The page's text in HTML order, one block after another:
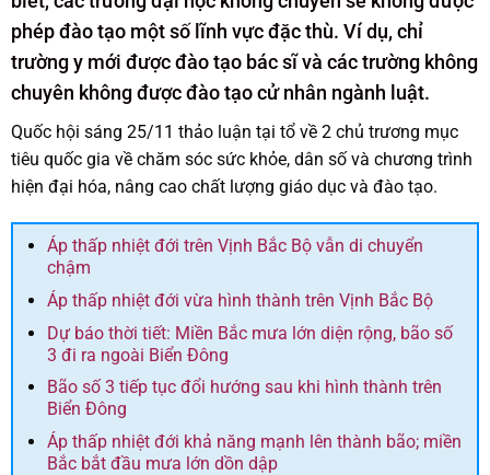
phép đào tạo một số lĩnh vực đặc thù. Ví dụ, chỉ
trường y mới được đào tạo bác sĩ và các trường không
chuyên không được đào tạo cử nhân ngành luật.
Quốc hội sáng 25/11 thảo luận tại tổ về 2 chủ trương mục
tiêu quốc gia về chăm sóc sức khỏe, dân số và chương trình
hiện đại hóa, nâng cao chất lượng giáo dục và đào tạo.
Áp thấp nhiệt đới trên Vịnh Bắc Bộ vẫn di chuyển
chậm
Áp thấp nhiệt đới vừa hình thành trên Vịnh Bắc Bộ
Dự báo thời tiết: Miền Bắc mưa lớn diện rộng, bão số
3 đi ra ngoài Biển Đông
Bão số 3 tiếp tục đổi hướng sau khi hình thành trên
Biển Đông
Áp thấp nhiệt đới khả năng mạnh lên thành bão; miền
Bắc bắt đầu mưa lớn dồn dập